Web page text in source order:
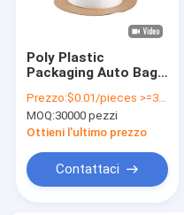
Poly Plastic
Packaging Auto Bag
Bambini
Prezzo:$0.01/pieces >=30000 pieces
MOQ:30000 pezzi
Ottieni l'ultimo prezzo
Contattaci